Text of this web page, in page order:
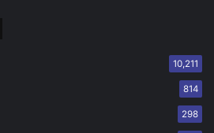
10,211
814
298